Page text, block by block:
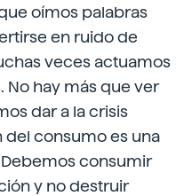
oímos palabras
en ruido de
veces actuamos
No hay más que ver
dar a la crisis
consumo es una
Debemos consumir
y no destruir